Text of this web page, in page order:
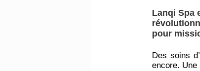
Lanqi Spa
pour
Des soins
encore. Une